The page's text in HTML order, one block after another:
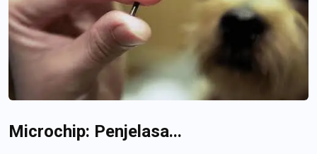
Microchip: Penjelasa...